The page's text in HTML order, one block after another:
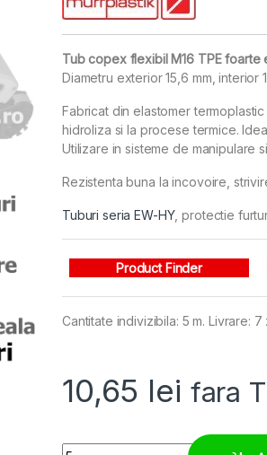
Tub copex flexibil M16 TPE foarte
Diametru exterior 15,6 mm, interior
Fabricat din elastomer
hidroliza si la procese termice.
Utilizare in sisteme de manipulare
Rezistenta buna la incovoire,
Tuburi seria EW-HY, protectie
Product Finder
Cantitate indivizibila: 5 m. Livrare:
10,65 lei fara
Copex M16 foarte elastic,